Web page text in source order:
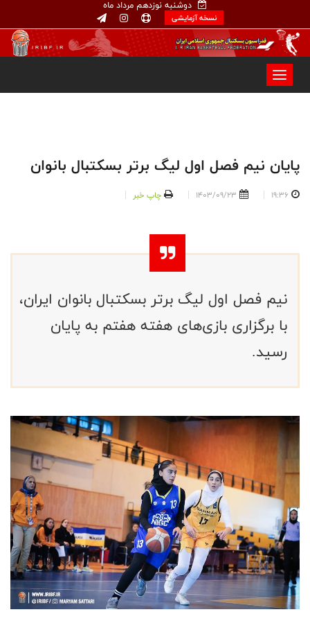
دوشنبه نوزدهم مرداد ماه
نسخه آزمایشی
پایان نیم فصل اول لیگ برتر بسکتبال بانوان
19:36
1403/09/23 چاپ خبر
نیم فصل اول لیگ برتر بسکتبال بانوان ایران،
با برگزاری بازی‌های هفته هفتم به پایان
رسید.